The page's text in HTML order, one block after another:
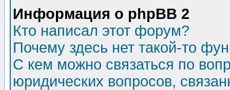
Информация о phpBB 2
Кто написал этот форум?
Почему здесь нет такой-то
С кем можно связаться по
юридических вопросов,